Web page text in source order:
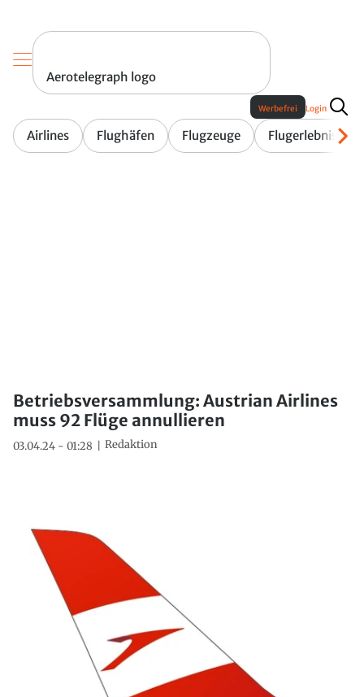
Aerotelegraph logo
Airlines Flughäfen Flugzeuge Flugerlebnis
Werbefrei Login
Betriebsversammlung: Austrian Airlines
muss 92 Flüge annullieren
03.04.24 - 01:28 Redaktion